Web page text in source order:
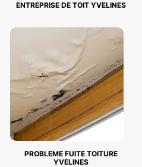
ENTREPRISE DE TOIT YVELINES
PROBLEME FUITE TOITURE
YVELINES